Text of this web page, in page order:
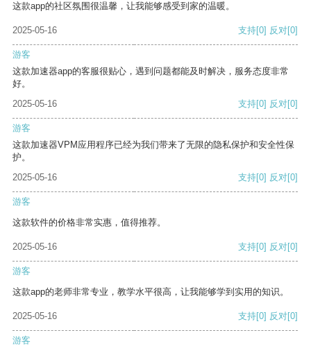
这款app的社区氛围很温馨，让我能够感受到家的温暖。
2025-05-16 支持[0] 反对[0]
游客
这款加速器app的客服很贴心，遇到问题都能及时解决，服务态度非常
好。
2025-05-16
支持[0] 反对[0]
游客
这款加速器VPM应用程序已经为我们带来了无限的隐私保护和安全性保
护。
2025-05-16
支持[0] 反对[0]
游客
这款软件的价格非常实惠，值得推荐。
2025-05-16 支持[0] 反对[0]
游客
这款app的老师非常专业，教学水平很高，让我能够学到实用的知识。
2025-05-16 支持[0] 反对[0]
游客